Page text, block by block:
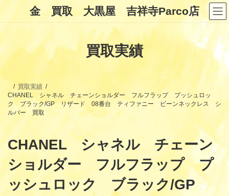
ン
キ
ッ
ー
に
移
金 買取 大黒屋 吉祥寺Parco店
買取実績
買取実績
CHANEL シャネル チェーンショルダー フルフラップ プッシュロッ
ク ブラック/GP リザード 08番台 ティファニー ビーンネックレス シ
ルバー 買取
CHANEL シャネル チェーン
ショルダー フルフラップ プ
ッシュロック ブラック/GP